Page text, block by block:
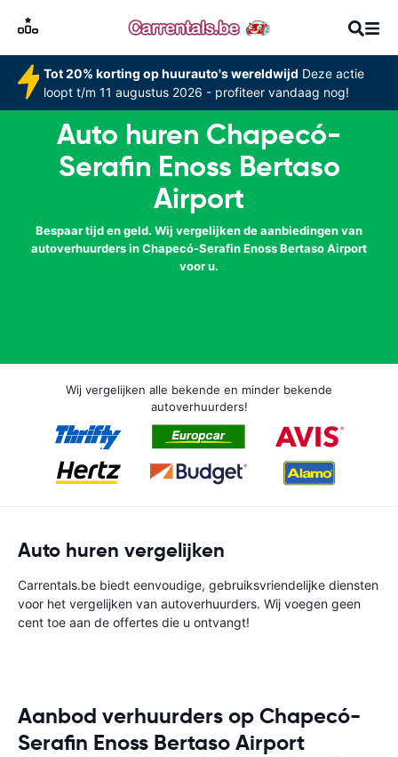
Tot 20% korting op huurauto's wereldwijd Deze actie
loopt t/m 11 augustus 2026 - profiteer vandaag nog!
Auto huren Chapecó-
Serafin Enoss Bertaso
Airport
Bespaar tijd en geld. Wij vergelijken de aanbiedingen van
autoverhuurders in Chapecó-Serafin Enoss Bertaso Airport
voor u.
Wij vergelijken alle bekende en minder bekende
autoverhuurders!
Auto huren vergelijken
Carrentals.be biedt eenvoudige, gebruiksvriendelijke diensten
voor het vergelijken van autoverhuurders. Wij voegen geen
cent toe aan de offertes die u ontvangt!
Aanbod verhuurders op Chapecó-
Serafin Enoss Bertaso Airport